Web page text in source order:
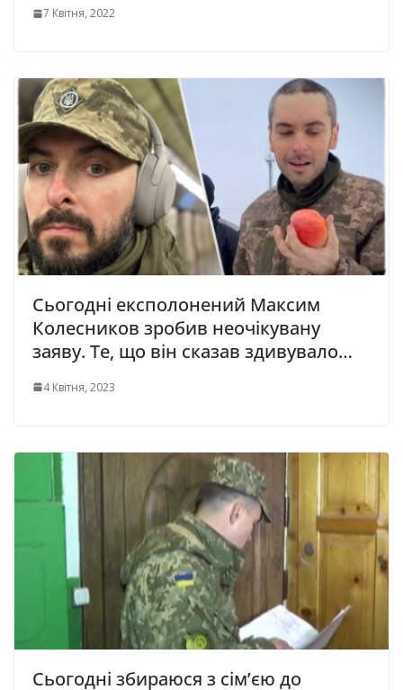
7 Квітня, 2022
Сьогодні експолонений Максим
Колесников зробив неочікувану
заяву. Те, що він сказав здивувало…
4 Квітня, 2023
Сьогодні збираюся з сім’єю до